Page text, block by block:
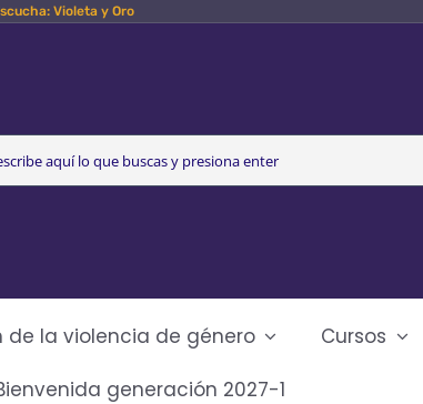
Violeta y Oro
de la violencia de género Cursos
generación 2027-1